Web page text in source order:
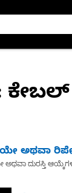
ಕೇಬಲ್
ಅಥವಾ
ಅಥವಾ ದುರಸ್ತಿ